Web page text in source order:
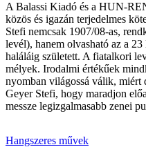
A Balassi Kiadó és a HUN-
közös és igazán terjedelmes
Stefi nemcsak 1907/08-as,
levél), hanem olvasható az a
haláláig született. A fiatalkori
mélyek. Irodalmi értékűek
nyomban világossá válik, miért
Geyer Stefi, hogy maradjon
messze legizgalmasabb zenei
Hangszeres művek